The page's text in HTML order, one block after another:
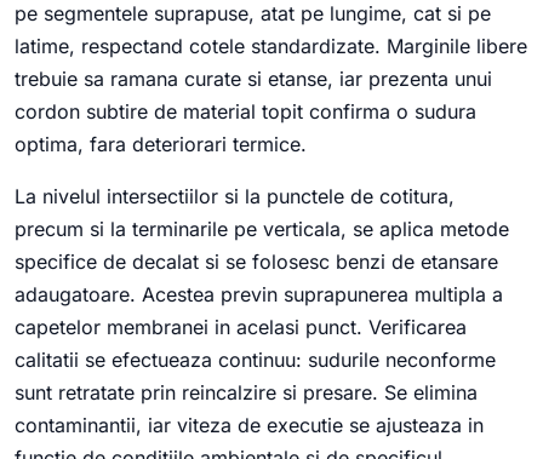
pe segmentele suprapuse, atat pe lungime, cat si pe
latime, respectand cotele standardizate. Marginile libere
trebuie sa ramana curate si etanse, iar prezenta unui
cordon subtire de material topit confirma o sudura
optima, fara deteriorari termice.
La nivelul intersectiilor si la punctele de cotitura,
precum si la terminarile pe verticala, se aplica metode
specifice de decalat si se folosesc benzi de etansare
adaugatoare. Acestea previn suprapunerea multipla a
capetelor membranei in acelasi punct. Verificarea
calitatii se efectueaza continuu: sudurile neconforme
sunt retratate prin reincalzire si presare. Se elimina
contaminantii, iar viteza de executie se ajusteaza in